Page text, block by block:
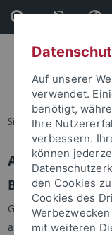
Direkt
zum
Inhalt
Direkt
zur
Fußleiste
Sie sind hier:
Anmelden
Geben Sie Ihren
anzumelden:
Auf unserer
verwendet.
benötigt,
Ihre
verbessern.
können
den Cookies
Cookies des
mit weiteren